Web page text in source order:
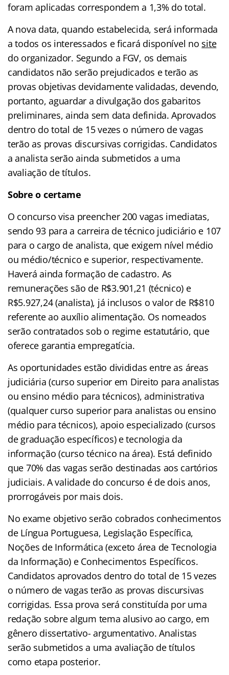
foram aplicadas correspondem a 1,3% do total.
A nova data, quando estabelecida, será informada
a todos os interessados e ficará disponível no site
do organizador. Segundo a FGV, os demais
candidatos não serão prejudicados e terão as
provas objetivas devidamente validadas, devendo,
portanto, aguardar a divulgação dos gabaritos
preliminares, ainda sem data definida. Aprovados
dentro do total de 15 vezes o número de vagas
terão as provas discursivas corrigidas. Candidatos
a analista serão ainda submetidos a uma
avaliação de títulos.
Sobre o certame
O concurso visa preencher 200 vagas imediatas,
sendo 93 para a carreira de técnico judiciário e 107
para o cargo de analista, que exigem nível médio
ou médio/técnico e superior, respectivamente.
Haverá ainda formação de cadastro. As
remunerações são de R$3.901,21 (técnico) e
R$5.927,24 (analista), já inclusos o valor de R$810
referente ao auxílio alimentação. Os nomeados
serão contratados sob o regime estatutário, que
oferece garantia empregatícia.
As oportunidades estão divididas entre as áreas
judiciária (curso superior em Direito para analistas
ou ensino médio para técnicos), administrativa
(qualquer curso superior para analistas ou ensino
médio para técnicos), apoio especializado (cursos
de graduação específicos) e tecnologia da
informação (curso técnico na área). Está definido
que 70% das vagas serão destinadas aos cartórios
judiciais. A validade do concurso é de dois anos,
prorrogáveis por mais dois.
No exame objetivo serão cobrados conhecimentos
de Língua Portuguesa, Legislação Específica,
Noções de Informática (exceto área de Tecnologia
da Informação) e Conhecimentos Específicos.
Candidatos aprovados dentro do total de 15 vezes
o número de vagas terão as provas discursivas
corrigidas. Essa prova será constituída por uma
redação sobre algum tema alusivo ao cargo, em
gênero dissertativo- argumentativo. Analistas
serão submetidos a uma avaliação de títulos
como etapa posterior.